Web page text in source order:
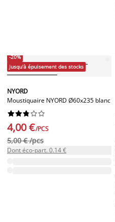
-20%
Jusqu'à épuisement des stocks
NYORD
Moustiquaire NYORD Ø60x235 blanc






4,00 €/PCS
5,00 € /pcs
Dont éco-part. 0.14 €